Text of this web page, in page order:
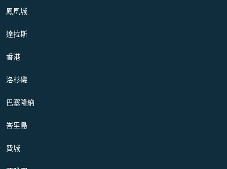
鳳凰城
達拉斯
香港
洛杉磯
巴塞隆納
峇里島
費城